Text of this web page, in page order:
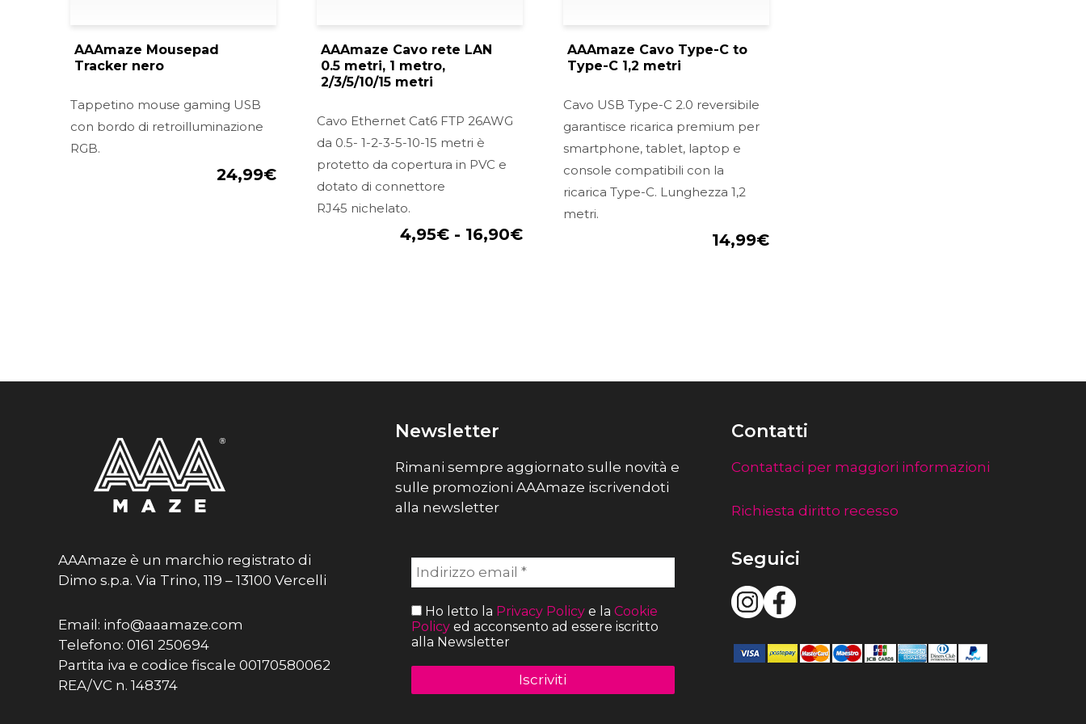
AAAmaze Mousepad
Tracker nero
Tappetino mouse gaming USB
con bordo di retroilluminazione
RGB.
24,99€
AAAmaze Cavo rete LAN
0.5 metri, 1 metro,
2/3/5/10/15 metri
Cavo Ethernet Cat6 FTP 26AWG
da 0.5- 1-2-3-5-10-15 metri è
protetto da copertura in PVC e
dotato di connettore
RJ45 nichelato.
4,95€ - 16,90€
AAAmaze Cavo Type-C to
Type-C 1,2 metri
Cavo USB Type-C 2.0 reversibile
garantisce ricarica premium per
smartphone, tablet, laptop e
console compatibili con la
ricarica Type-C. Lunghezza 1,2
metri.
14,99€
AAAmaze è un marchio registrato di
Dimo s.p.a. Via Trino, 119 – 13100 Vercelli
Email: info@aaamaze.com
Telefono: 0161 250694
Partita iva e codice fiscale 00170580062
REA/VC n. 148374
Newsletter
Rimani sempre aggiornato sulle novità e
sulle promozioni AAAmaze iscrivendoti
alla newsletter
Ho letto la Privacy Policye la Cookie
Policyed acconsento ad essere iscritto
alla Newsletter
Contatti
Contattaci per maggiori informazioni
Richiesta diritto recesso
Seguici